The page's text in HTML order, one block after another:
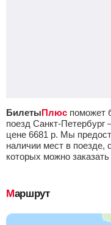
БилетыПлюс поможет
поезд Санкт-
цене 6681 р. Мы
наличии мест в поезде,
которых можно
Маршрут